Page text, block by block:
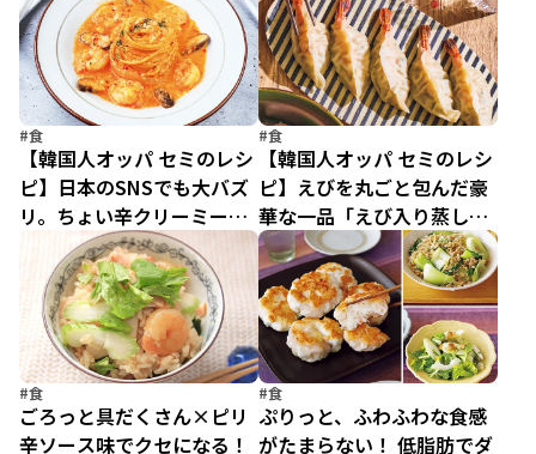
#食
【韓国人オッパ セミのレシ
ピ】日本のSNSでも大バズ
リ。ちょい辛クリーミーな
「ロゼパスタ」
#食
【韓国人オッパ セミのレシ
ピ】えびを丸ごと包んだ豪
華な一品「えび入り蒸し餃
子」
#食
ごろっと具だくさん×ピリ
辛ソース味でクセになる！
#食
ぷりっと、ふわふわな食感
がたまらない！ 低脂肪でダ